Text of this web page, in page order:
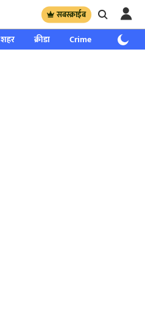
सबस्क्राईब
शहर क्रीडा Crime साप्ताहिक